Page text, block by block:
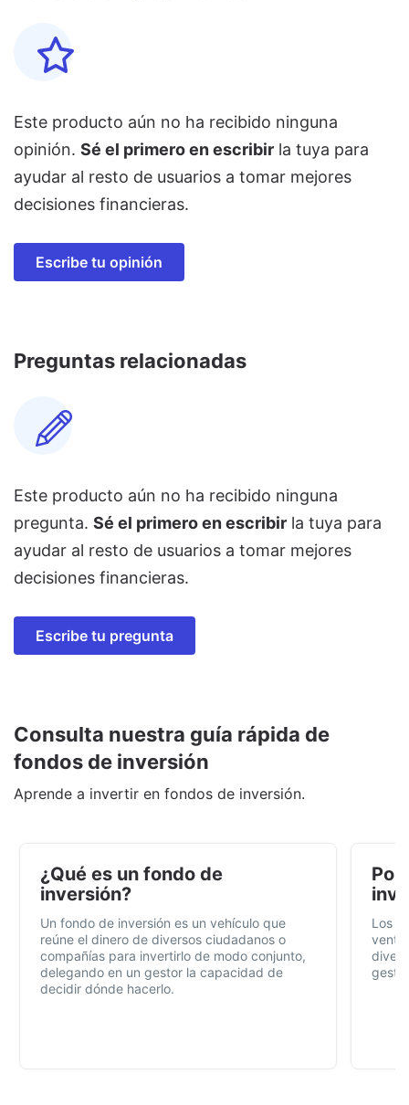
Este producto aún no ha recibido ninguna
opinión. Sé el primero en escribir la tuya para
ayudar al resto de usuarios a tomar mejores
decisiones financieras.
Escribe tu opinión
Preguntas relacionadas
Este producto aún no ha recibido ninguna
pregunta. Sé el primero en escribir la tuya para
ayudar al resto de usuarios a tomar mejores
decisiones financieras.
Escribe tu pregunta
Consulta nuestra guía rápida de
fondos de inversión
Aprende a invertir en fondos de inversión.
¿Qué es un fondo de
inversión?
Un fondo de inversión es un vehículo que
reúne el dinero de diversos ciudadanos o
compañías para invertirlo de modo conjunto,
delegando en un gestor la capacidad de
decidir dónde hacerlo.
Por
Los